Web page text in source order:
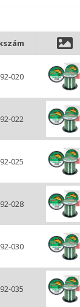
020
022
025
028
030
035